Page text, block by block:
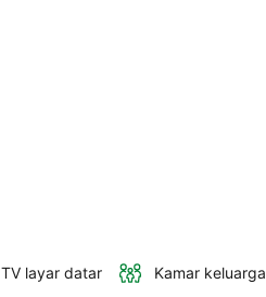
TV layar datar Kamar keluarga